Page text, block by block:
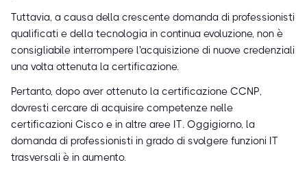
Tuttavia, a causa della crescente domanda di professionisti
qualificati e della tecnologia in continua evoluzione, non è
consigliabile interrompere l'acquisizione di nuove credenziali
una volta ottenuta la certificazione.
Pertanto, dopo aver ottenuto la certificazione CCNP,
dovresti cercare di acquisire competenze nelle
certificazioni Cisco e in altre aree IT. Oggigiorno, la
domanda di professionisti in grado di svolgere funzioni IT
trasversali è in aumento.